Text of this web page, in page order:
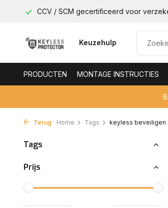
CCV / SCM gecertificeerd voor
Keuzehulp
PRODUCTEN MONTAGE INSTRUCTIES
Terug Home Tags keyless beveiligen
Tags
Prijs